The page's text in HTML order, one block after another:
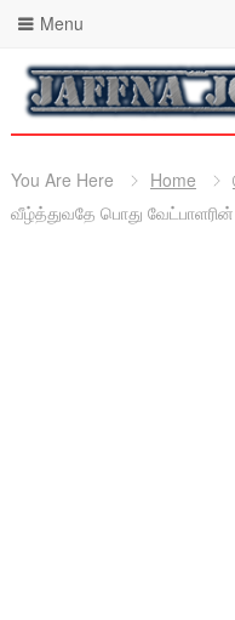
Menu
You Are Here Home
வீழ்த்துவதே பொது